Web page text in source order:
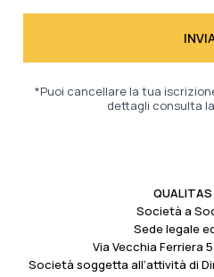
*Puoi cancellare la tua
dettagli consulta la
QUALITAS
Società a
Sede legale
Via Vecchia Ferriera
Società soggetta all’attività di